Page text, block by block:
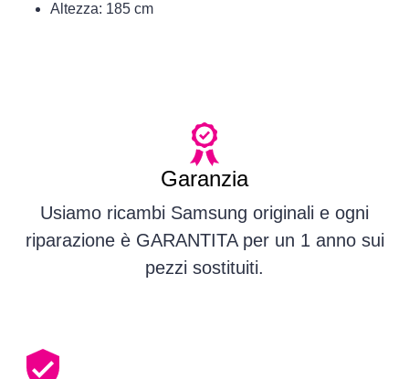
Altezza: 185 cm
Garanzia
Usiamo ricambi Samsung originali e ogni
riparazione è GARANTITA per un 1 anno sui
pezzi sostituiti.